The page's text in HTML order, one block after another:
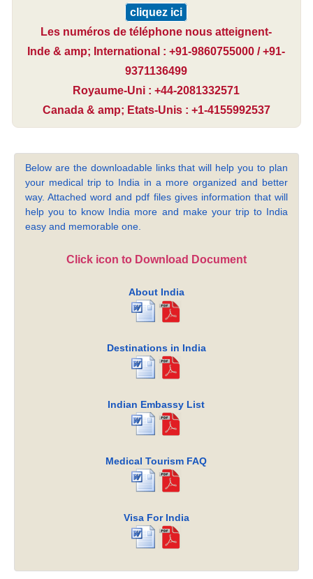
cliquez ici
Les numéros de téléphone nous atteignent-
Inde & amp; International : +91-9860755000 / +91-
9371136499
Royaume-Uni : +44-2081332571
Canada & amp; Etats-Unis : +1-4155992537
Below are the downloadable links that will help you to plan
your medical trip to India in a more organized and better
way. Attached word and pdf files gives information that will
help you to know India more and make your trip to India
easy and memorable one.
Click icon to Download Document
About India
Destinations in India
Indian Embassy List
Medical Tourism FAQ
Visa For India